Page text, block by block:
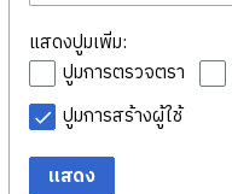
แสดงปูมเพิ่ม:
ปูมการตรวจตรา
ปูมการสร้างผู้ใช้
แสดง